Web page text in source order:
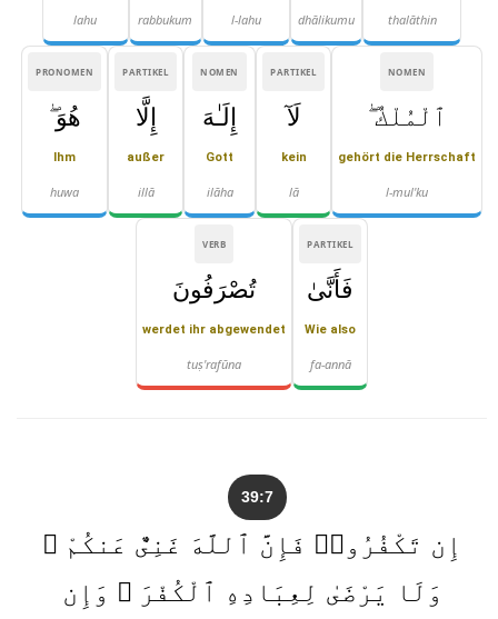
thalāthin
dhālikumu
l-lahu
rabbukum
lahu
NOMEN
ٱلْمُلْكُ ۖ
gehört die Herrschaft
l-mul'ku
PARTIKEL
لَآ
kein
lā
NOMEN
إِلَـٰهَ
Gott
ilāha
PARTIKEL
إِلَّا
außer
illā
PRONOMEN
هُوَ ۖ
Ihm
huwa
PARTIKEL
فَأَنَّىٰ
Wie also
fa-annā
VERB
تُصْرَفُونَ
werdet ihr abgewendet
tuṣ'rafūna
39:7
إِن تَكْفُرُوا۟ فَإِنَّ ٱللَّهَ غَنِىٌّ عَنكُمْ ۖ
وَلَا يَرْضَىٰ لِعِبَادِهِ ٱلْكُفْرَ ۖ وَإِن